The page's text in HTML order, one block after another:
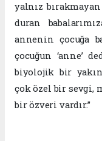
yalnız
duran
annenin çocuğa
çocuğun ‘anne’
biyolojik bir
çok özel bir sevgi,
bir özveri vardır.”